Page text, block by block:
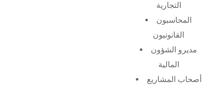
التجارية
المحاسبون
القانونيون
مديرو الشؤون
المالية
أصحاب المشاريع